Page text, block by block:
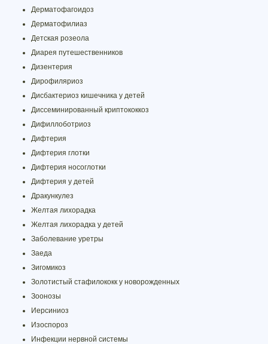
Дерматофагоидоз
Дерматофилиаз
Детская розеола
Диарея путешественников
Дизентерия
Дирофиляриоз
Дисбактериоз кишечника у детей
Диссеминированный криптококкоз
Дифиллоботриоз
Дифтерия
Дифтерия глотки
Дифтерия носоглотки
Дифтерия у детей
Дракункулез
Желтая лихорадка
Желтая лихорадка у детей
Заболевание уретры
Заеда
Зигомикоз
Золотистый стафилококк у новорожденных
Зоонозы
Иерсиниоз
Изоспороз
Инфекции нервной системы